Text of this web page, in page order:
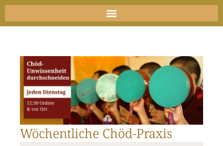
Zum
Inhalt
Wöchentliche Chöd-Praxis